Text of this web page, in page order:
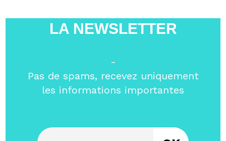
LA NEWSLETTER
-
Pas de spams, recevez uniquement
les informations importantes